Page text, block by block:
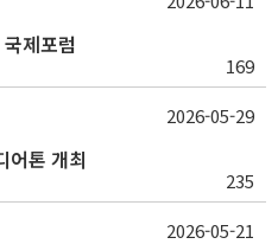
제포럼
169
어톤 개최
235
2026-05-29
2026-05-21